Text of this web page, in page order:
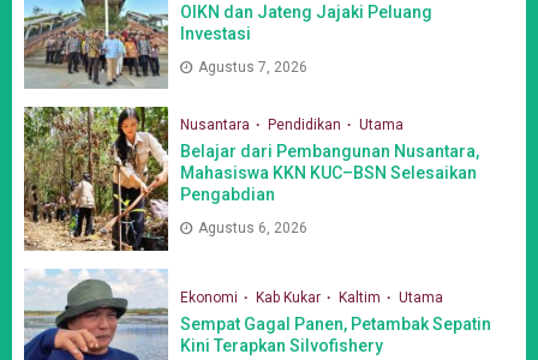
OIKN dan Jateng Jajaki Peluang
Investasi
Agustus 7, 2026
Nusantara Pendidikan Utama
Belajar dari Pembangunan Nusantara,
Mahasiswa KKN KUC–BSN Selesaikan
Pengabdian
Agustus 6, 2026
Ekonomi Kab Kukar Kaltim Utama
Sempat Gagal Panen, Petambak Sepatin
Kini Terapkan Silvofishery